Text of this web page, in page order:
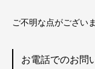
ご不明な点がござい
お電話でのお問